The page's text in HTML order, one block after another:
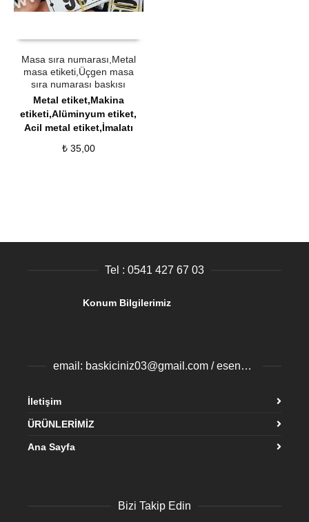
Masa sıra numarası,Metal
masa etiketi,Üçgen masa
sıra numarası baskısı
Metal etiket,Makina
etiketi,Alüminyum etiket,
Acil metal etiket,İmalatı
₺35,00
Tel : 0541 427 67 03
Konum Bilgilerimiz
email: baskiciniz03@gmail.com / esenyurtbaski@gmail.com
İletişim
ÜRÜNLERİMİZ
Ana Sayfa
Bizi Takip Edin